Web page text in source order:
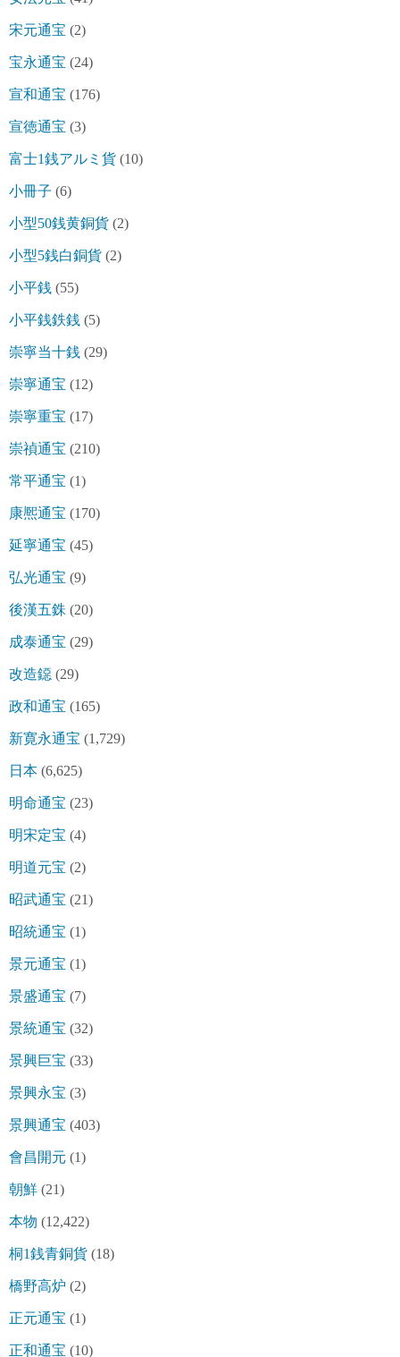
宋元通宝 (2)
宝永通宝 (24)
宣和通宝 (176)
宣徳通宝 (3)
富士1銭アルミ貨 (10)
小冊子 (6)
小型50銭黄銅貨 (2)
小型5銭白銅貨 (2)
小平銭 (55)
小平銭鉄銭 (5)
崇寧当十銭 (29)
崇寧通宝 (12)
崇寧重宝 (17)
崇禎通宝 (210)
常平通宝 (1)
康熈通宝 (170)
延寧通宝 (45)
弘光通宝 (9)
後漢五銖 (20)
成泰通宝 (29)
改造鐚 (29)
政和通宝 (165)
新寛永通宝 (1,729)
日本 (6,625)
明命通宝 (23)
明宋定宝 (4)
明道元宝 (2)
昭武通宝 (21)
昭統通宝 (1)
景元通宝 (1)
景盛通宝 (7)
景統通宝 (32)
景興巨宝 (33)
景興永宝 (3)
景興通宝 (403)
會昌開元 (1)
朝鮮 (21)
本物 (12,422)
桐1銭青銅貨 (18)
橋野高炉 (2)
正元通宝 (1)
正和通宝 (10)